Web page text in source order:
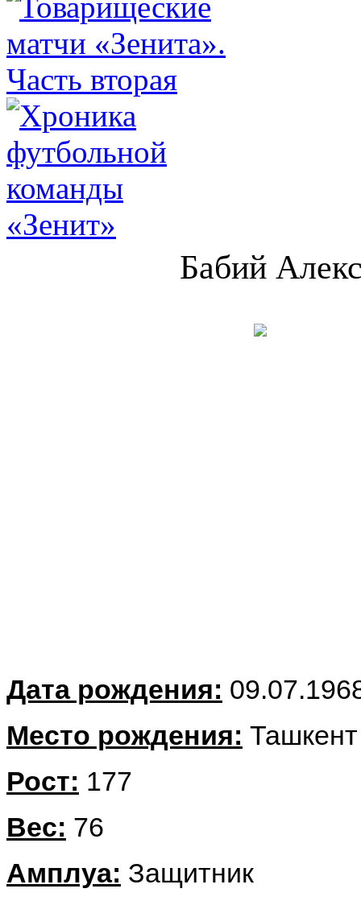
Бабий
Дата рождения:
Место рождения:
Рост: 177
Вес: 76
Амплуа: Защитник